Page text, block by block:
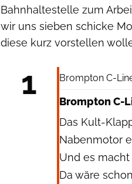
Bahnhaltestelle zum
wir uns sieben schicke
diese kurz vorstellen
1 Brompton C-
Brompton C-
Das Kult-
Nabenmotor
Und es
Da wäre